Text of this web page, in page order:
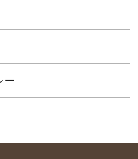
ー